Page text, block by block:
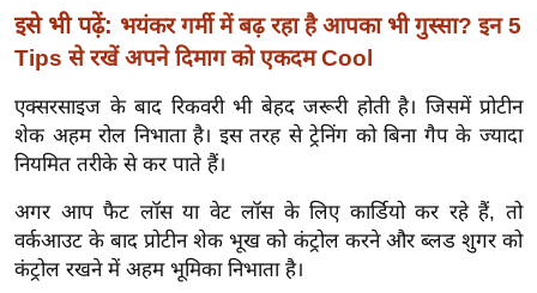
सा
ल
ख्सि
य
त
यं
ग
इं
इसे भी पढ़ें: भयंकर गर्मी में बढ़ रहा है आपका भी गुस्सा? इन 5
Tips से रखें अपने दिमाग को एकदम Cool
एक्सरसाइज के बाद रिकवरी भी बेहद जरूरी होती है। जिसमें प्रोटीन
शेक अहम रोल निभाता है। इस तरह से ट्रेनिंग को बिना गैप के ज्यादा
नियमित तरीके से कर पाते हैं।
अगर आप फैट लॉस या वेट लॉस के लिए कार्डियो कर रहे हैं, तो
वर्कआउट के बाद प्रोटीन शेक भूख को कंट्रोल करने और ब्लड शुगर को
कंट्रोल रखने में अहम भूमिका निभाता है।